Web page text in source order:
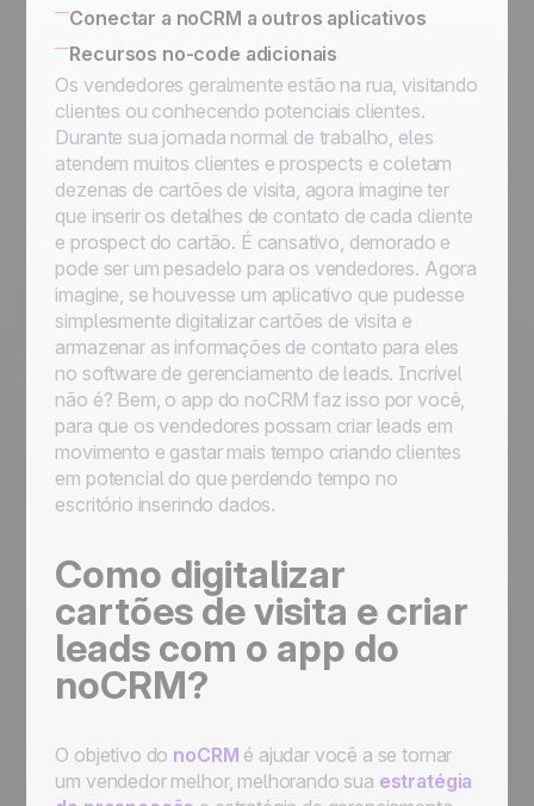
Usar o Butler para automações no noCRM
Conectar o noCRM ao Zapier e Make
Como construir uma máquina de automação
de e-mail completa usando o Zapier
Designar um lead, enviar um e-mail, passar
para a próxima etapa e, em seguida, passar
para StandBy para seguimento
Designar a um representante de vendas um
lead novo que satisfaça uma condição
Designar um novo lead a um representante
de vendas de sua escolha
Primeiros passos de automação:
automatizar processos para simplificar o seu
trabalho
Conectar a noCRM a outros aplicativos
Connect Information System
Conectar a noCRM a outros aplicativos
Recursos no-code adicionais
Os vendedores geralmente estão na rua, visitando
clientes ou conhecendo potenciais clientes.
Durante sua jornada normal de trabalho, eles
atendem muitos clientes e prospects e coletam
dezenas de cartões de visita, agora imagine ter
que inserir os detalhes de contato de cada cliente
e prospect do cartão. É cansativo, demorado e
pode ser um pesadelo para os vendedores. Agora
imagine, se houvesse um aplicativo que pudesse
simplesmente digitalizar cartões de visita e
armazenar as informações de contato para eles
no software de gerenciamento de leads. Incrível
não é? Bem, o app do noCRM faz isso por você,
para que os vendedores possam criar leads em
movimento e gastar mais tempo criando clientes
em potencial do que perdendo tempo no
escritório inserindo dados.
Como digitalizar
cartões de visita e criar
leads com o app do
noCRM?
O objetivo do noCRM é ajudar você a se tornar
um vendedor melhor, melhorando sua estratégia